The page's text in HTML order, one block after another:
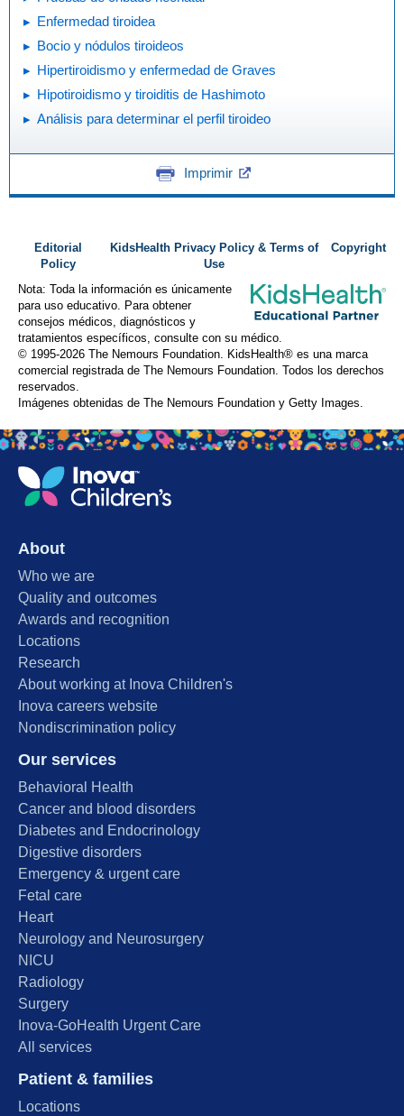
Enfermedad tiroidea
Bocio y nódulos tiroideos
Hipertiroidismo y enfermedad de Graves
Hipotiroidismo y tiroiditis de Hashimoto
Análisis para determinar el perfil tiroideo
Imprimir
Editorial
Policy
KidsHealth Privacy Policy & Terms of
Use
Copyright
Nota: Toda la información es únicamente
para uso educativo. Para obtener
consejos médicos, diagnósticos y
tratamientos específicos, consulte con su médico.
© 1995-2026 The Nemours Foundation. KidsHealth® es una marca
comercial registrada de The Nemours Foundation. Todos los derechos
reservados.
Imágenes obtenidas de The Nemours Foundation y Getty Images.
About
Who we are
Quality and outcomes
Awards and recognition
Locations
Research
About working at Inova Children's
Inova careers website
Nondiscrimination policy
Our services
Behavioral Health
Cancer and blood disorders
Diabetes and Endocrinology
Digestive disorders
Emergency & urgent care
Fetal care
Heart
Neurology and Neurosurgery
NICU
Radiology
Surgery
Inova-GoHealth Urgent Care
All services
Patient & families
Locations